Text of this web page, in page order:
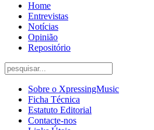
Home
Entrevistas
Notícias
Opinião
Repositório
Sobre o XpressingMusic
Ficha Técnica
Estatuto Editorial
Contacte-nos